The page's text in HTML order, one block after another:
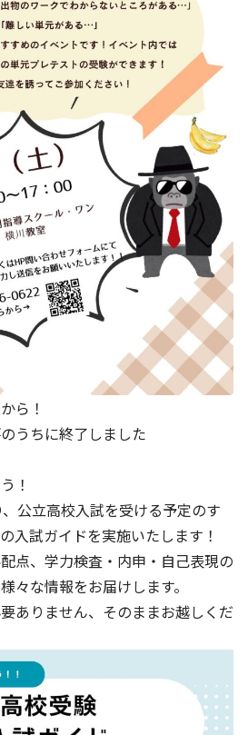
ら！
うちに終了しました
！
公立高校入試を受ける予定のす
入試ガイドを実施いたします！
点、学力検査・内申・自己表現の
々な情報をお届けします。
ありません、そのままお越しくだ